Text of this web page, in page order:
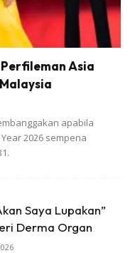
Asia
apabila
2026 sempena
Saya Lupakan”
Derma Organ